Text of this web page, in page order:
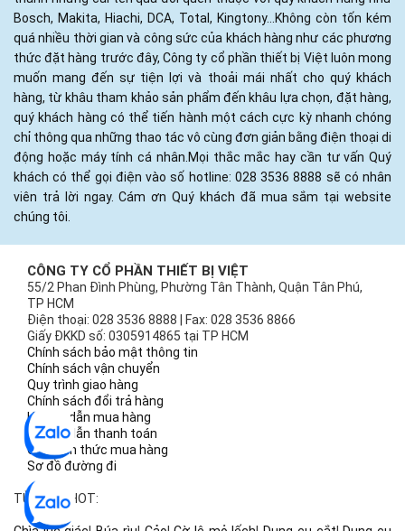
Bosch, Makita, Hiachi, DCA, Total, Kingtony...Không còn tốn kém
quá nhiều thời gian và công sức của khách hàng như các phương
thức đặt hàng trước đây, Công ty cổ phần thiết bị Việt luôn mong
muốn mang đến sự tiện lợi và thoải mái nhất cho quý khách
hàng, từ khâu tham khảo sản phẩm đến khâu lựa chọn, đặt hàng,
quý khách hàng có thể tiến hành một cách cực kỳ nhanh chóng
chỉ thông qua những thao tác vô cùng đơn giản bằng điện thoại di
động hoặc máy tính cá nhân.Mọi thắc mắc hay cần tư vấn Quý
khách có thể gọi điện vào số hotline: 028 3536 8888 sẽ có nhân
viên trả lời ngay. Cám ơn Quý khách đã mua sắm tại website
chúng tôi.
CÔNG TY CỔ PHẦN THIẾT BỊ VIỆT
55/2 Phan Đình Phùng, Phường Tân Thành, Quận Tân Phú,
TP HCM
Điện thoại: 028 3536 8888 | Fax: 028 3536 8866
Giấy ĐKKD số: 0305914865 tại TP HCM
Chính sách bảo mật thông tin
Chính sách vận chuyển
Quy trình giao hàng
Chính sách đổi trả hàng
Hướng dẫn mua hàng
Hướng dẫn thanh toán
Các hình thức mua hàng
Sơ đồ đường đi
TỪ KHÓA HOT: